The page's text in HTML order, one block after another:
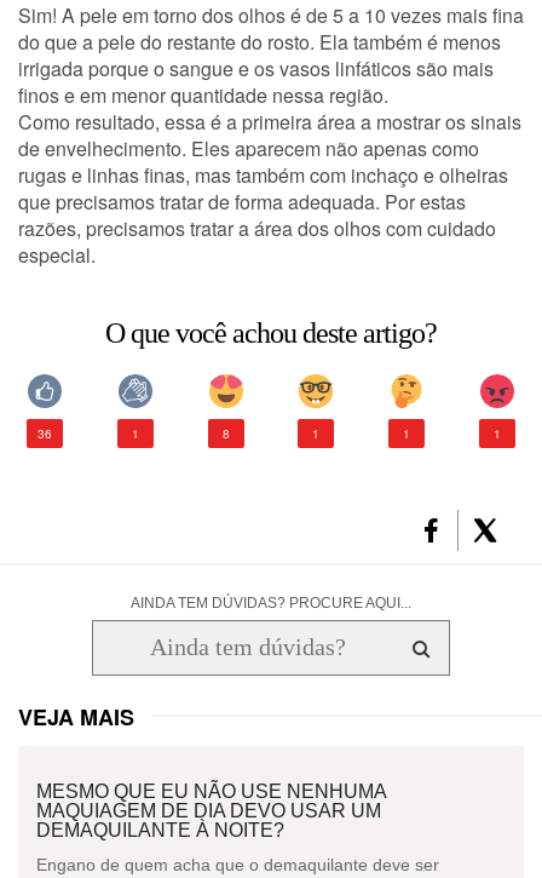
DESODORANTE
SOLAR
DERMACLUB
Sim! A pele em torno dos olhos é de 5 a 10 vezes mais fina
do que a pele do restante do rosto. Ela também é menos
irrigada porque o sangue e os vasos linfáticos são mais
finos e em menor quantidade nessa região.
Como resultado, essa é a primeira área a mostrar os sinais
de envelhecimento. Eles aparecem não apenas como
rugas e linhas finas, mas também com inchaço e olheiras
que precisamos tratar de forma adequada. Por estas
razões, precisamos tratar a área dos olhos com cuidado
especial.
O que você achou deste artigo?
36 1 8 1 1 1
AINDA TEM DÚVIDAS? PROCURE AQUI...
VEJA MAIS
MESMO QUE EU NÃO USE NENHUMA
MAQUIAGEM DE DIA DEVO USAR UM
DEMAQUILANTE À NOITE?
Engano de quem acha que o demaquilante deve ser